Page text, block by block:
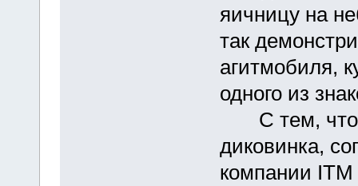
яичницу на
так
агитмобиля,
одного из
С тем, что
диковинка,
компании